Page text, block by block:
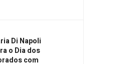
Di Napoli
o Dia dos
com